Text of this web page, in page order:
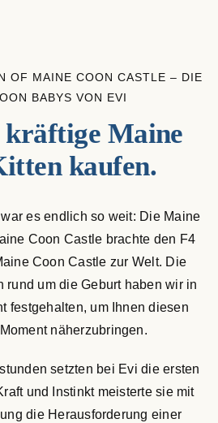
Katzenblog
Über uns
Suche
OF MAINE COON CASTLE – DIE
BABYS VON EVI
kräftige Maine
kaufen.
es endlich so weit: Die Maine
Coon Castle brachte den F4
Coon Castle zur Welt. Die
rund um die Geburt haben wir in
festgehalten, um Ihnen diesen
näherzubringen.
setzten bei Evi die ersten
und Instinkt meisterte sie mit
die Herausforderung einer